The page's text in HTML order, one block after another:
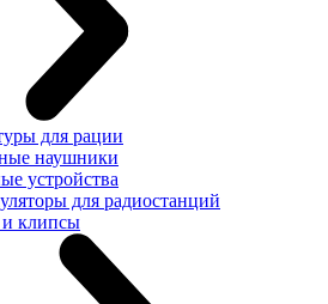
для рации
наушники
устройства
для радиостанций
клипсы